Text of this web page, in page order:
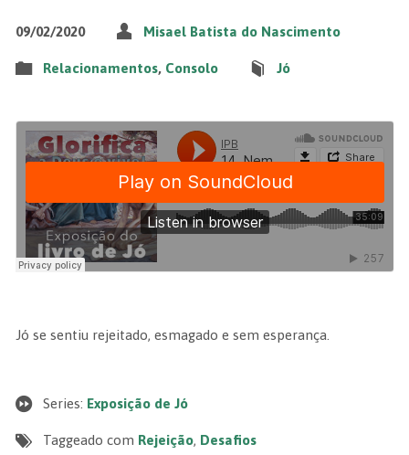
09/02/2020 Misael Batista do Nascimento
Relacionamentos, Consolo Jó
Jó se sentiu rejeitado, esmagado e sem esperança.
Series: Exposição de Jó
Taggeado com Rejeição, Desafios